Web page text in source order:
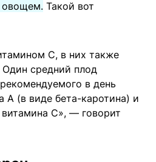
овощем. Такой вот
С, в них также
Один средний плод
в день
А (в виде бета-каротина) и
С», — говорит